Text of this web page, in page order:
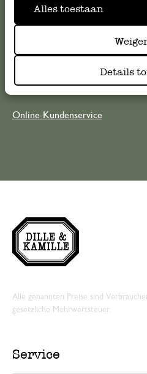
Alles toestaan
Details
Falls Sie Fragen haben oder
Sie sich bitte an unseren
häufig
Online-Kundenservice
Alle genannten Preise sind
gesetzliche Mehrwertsteuer.
Service